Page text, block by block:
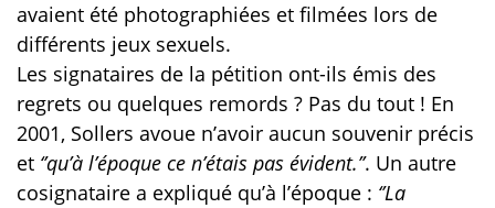
avaient été photographiées et filmées lors de
différents jeux sexuels.
Les signataires de la pétition ont-ils émis des
regrets ou quelques remords ? Pas du tout ! En
2001, Sollers avoue n’avoir aucun souvenir précis
et ‘’qu’à l’époque ce n’étais pas évident.’’. Un autre
cosignataire a expliqué qu’à l’époque : ‘’La